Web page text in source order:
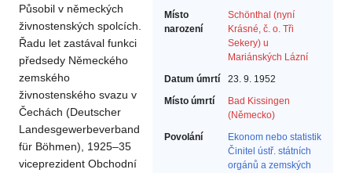
Místo
narození
Schönthal (nyní
Krásné, č. o. Tři
Sekery) u
Mariánských Lázní
Datum úmrtí
23. 9. 1952
Místo úmrtí
Bad Kissingen
(Německo)
Povolání
Ekonom nebo statistik‎
Činitel ústř. státních
orgánů a zemských
Působil v německých
živnostenských spolcích.
Řadu let zastával funkci
předsedy Německého
zemského
živnostenského svazu v
Čechách (Deutscher
Landesgewerbeverband
für Böhmen), 1925–35
viceprezident Obchodní